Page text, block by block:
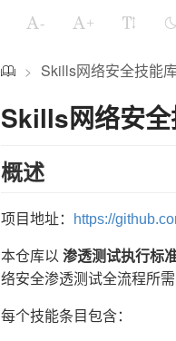
- +
> Skills网络安全技能
Skills网络安
概述
项目地址： https://
本仓库以 渗透测试执行标
络安全渗透测试全流程所
每个技能条目包含：